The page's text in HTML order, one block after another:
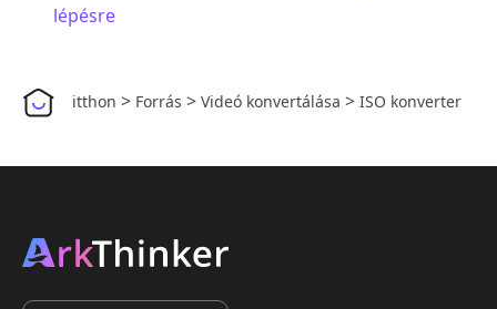
lépésre
itthon > Forrás > Videó konvertálása > ISO konverter